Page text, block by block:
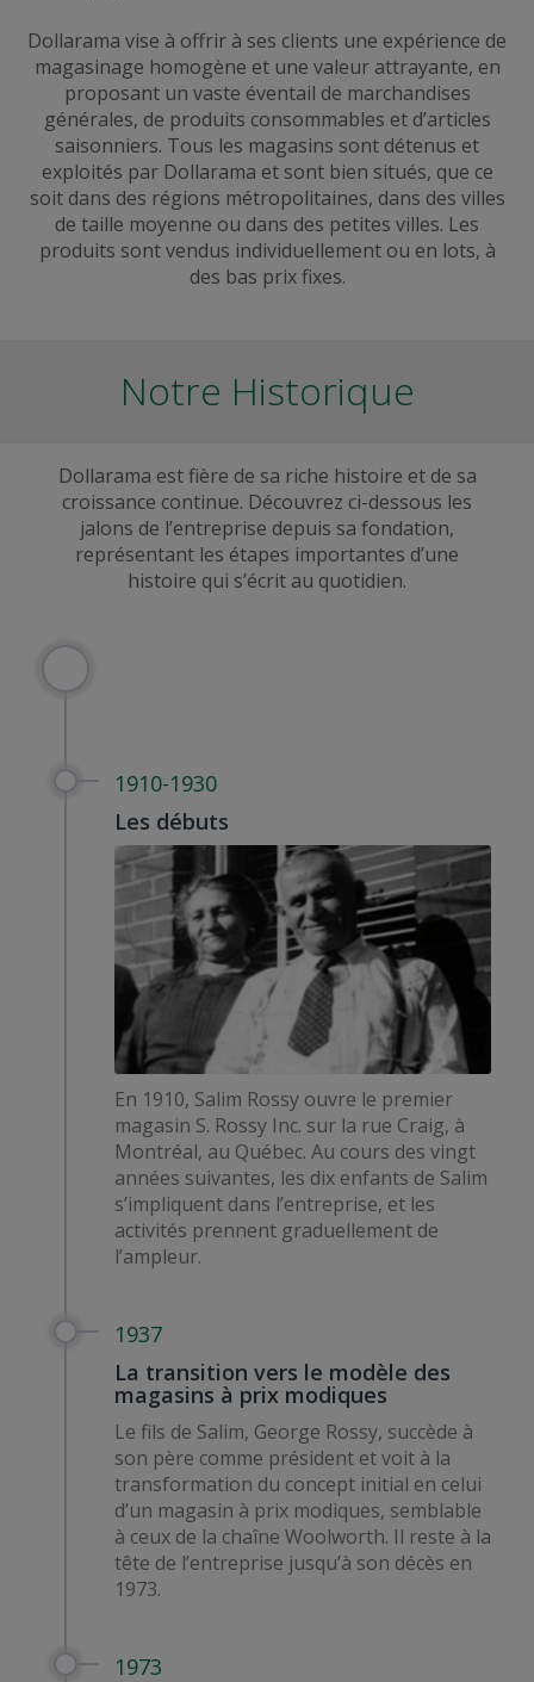
Dollarama vise à offrir à ses clients une expérience de
magasinage homogène et une valeur attrayante, en
proposant un vaste éventail de marchandises
générales, de produits consommables et d’articles
saisonniers. Tous les magasins sont détenus et
exploités par Dollarama et sont bien situés, que ce
soit dans des régions métropolitaines, dans des villes
de taille moyenne ou dans des petites villes. Les
produits sont vendus individuellement ou en lots, à
des bas prix fixes.
Notre Historique
Dollarama est fière de sa riche histoire et de sa
croissance continue. Découvrez ci-dessous les
jalons de l’entreprise depuis sa fondation,
représentant les étapes importantes d’une
histoire qui s’écrit au quotidien.
1910-1930
Les débuts
En 1910, Salim Rossy ouvre le premier
magasin S. Rossy Inc. sur la rue Craig, à
Montréal, au Québec. Au cours des vingt
années suivantes, les dix enfants de Salim
s’impliquent dans l’entreprise, et les
activités prennent graduellement de
l’ampleur.
1937
La transition vers le modèle des
magasins à prix modiques
Le fils de Salim, George Rossy, succède à
son père comme président et voit à la
transformation du concept initial en celui
d’un magasin à prix modiques, semblable
à ceux de la chaîne Woolworth. Il reste à la
tête de l’entreprise jusqu’à son décès en
1973.
1973